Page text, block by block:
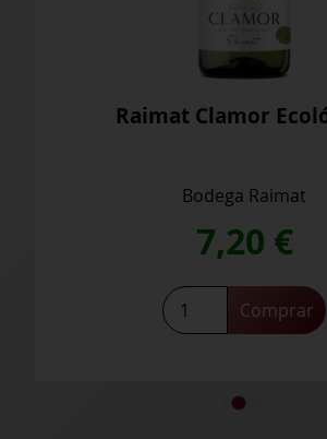
Raimat Clamor Ecológico
Bodega Raimat
€
Comprar